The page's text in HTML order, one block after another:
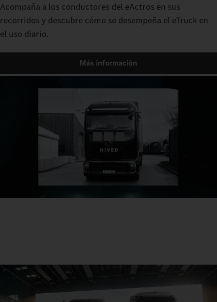
Acompaña a los conductores del eActros en sus
recorridos y descubre cómo se desempeña el eTruck en
el uso diario.
Más información